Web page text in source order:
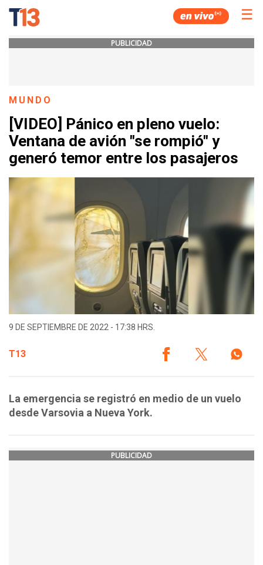
☰
PUBLICIDAD
MUNDO
[VIDEO] Pánico en pleno vuelo:
Ventana de avión "se rompió" y
generó temor entre los pasajeros
9 DE SEPTIEMBRE DE 2022 - 17:38 HRS.
T13
La emergencia se registró en medio de un vuelo
desde Varsovia a Nueva York.
PUBLICIDAD